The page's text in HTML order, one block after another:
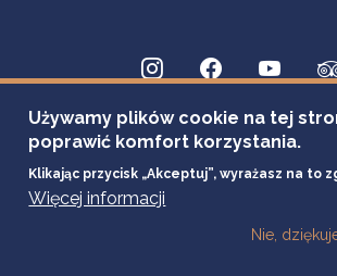
Używamy plików cookie na tej
poprawić komfort korzystania.
Klikając przycisk „Akceptuj”, wyrażasz na to
Więcej informacji
Nie,